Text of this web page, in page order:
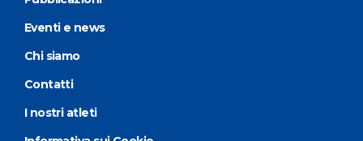
Eventi e news
Chi siamo
Contatti
I nostri atleti